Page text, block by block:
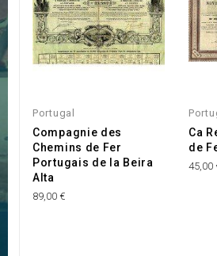
Portugal
Compagnie des
Chemins de Fer
Portugais de la Beira
Alta
89,00 €
Ca
de
45,00